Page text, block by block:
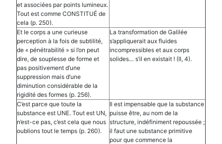
et associées par points lumineux.
Tout est comme CONSTITUÉ de
cela (p. 250).
Et le corps a une curieuse
perception à la fois de subtilité,
de « pénétrabilité » si l’on peut
dire, de souplesse de forme et
pas positivement d’une
suppression mais d’une
diminution considérable de la
rigidité des formes (p. 256).
La transformation de Galilée
s’appliquerait aux fluides
incompressibles et aux corps
solides… s’il en existait ! (II, 4).
C’est parce que toute la
substance est UNE. Tout est UN,
n’est-ce pas, c’est cela que nous
oublions tout le temps (p. 260).
Il est impensable que la substance
puisse être, au nom de la
structure, indéfiniment repoussée ;
il faut une substance primitive
pour que commence la